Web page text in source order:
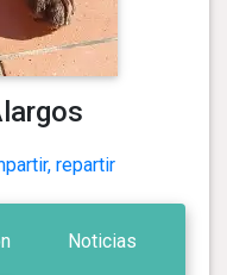
repartir
Noticias